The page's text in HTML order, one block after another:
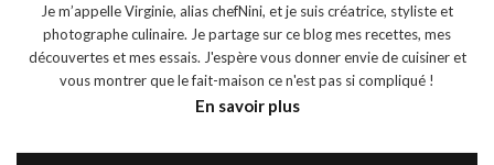
Je m’appelle Virginie, alias chefNini, et je suis créatrice, styliste et
photographe culinaire. Je partage sur ce blog mes recettes, mes
découvertes et mes essais. J'espère vous donner envie de cuisiner et
vous montrer que le fait-maison ce n'est pas si compliqué !
En savoir plus